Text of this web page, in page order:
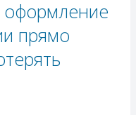
оформление
прямо